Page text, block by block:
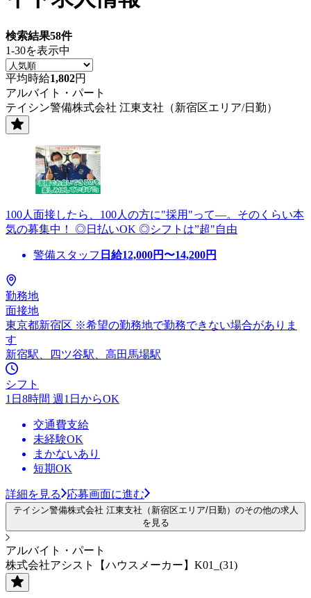
検索結果58件
1-30を表示中
平均時給1,802円
アルバイト・パート
テイシン警備株式会社 江東支社（新宿区エリア/日勤）
100人面接したら、100人の方に"採用"って―。そのくらい本
気の募集中！ ◎日払いOK ◎シフトは”超"自由
警備スタッフ 日給12,000円〜14,200円
勤務地
面接地
東京都新宿区 ※希望の勤務地で勤務できない場合がありま
す
新宿駅、四ツ谷駅、高田馬場駅
シフト
1日8時間 週1日からOK
交通費支給
未経験OK
まかないあり
短期OK
詳細を見る 応募画面に進む
テイシン警備株式会社 江東支社（新宿区エリア/日勤）のその他の求人
を見る
アルバイト・パート
株式会社アシスト【ハウスメーカー】K01_(31)